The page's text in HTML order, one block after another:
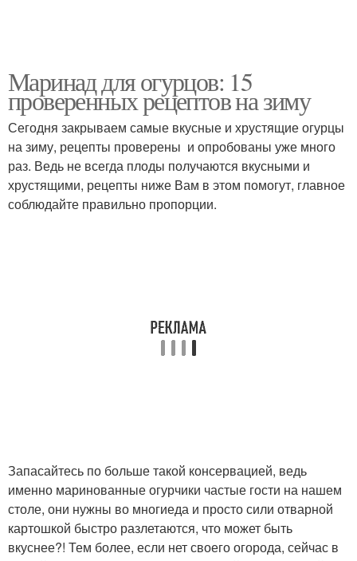
Маринад для огурцов: 15
проверенных рецептов на зиму
Сегодня закрываем самые вкусные и хрустящие огурцы
на зиму, рецепты проверены и опробованы уже много
раз. Ведь не всегда плоды получаются вкусными и
хрустящими, рецепты ниже Вам в этом помогут, главное
соблюдайте правильно пропорции.
Запасайтесь по больше такой консервацией, ведь
именно маринованные огурчики частые гости на нашем
столе, они нужны во многиеда и просто сили отварной
картошкой быстро разлетаются, что может быть
вкуснее?! Тем более, если нет своего огорода, сейчас в